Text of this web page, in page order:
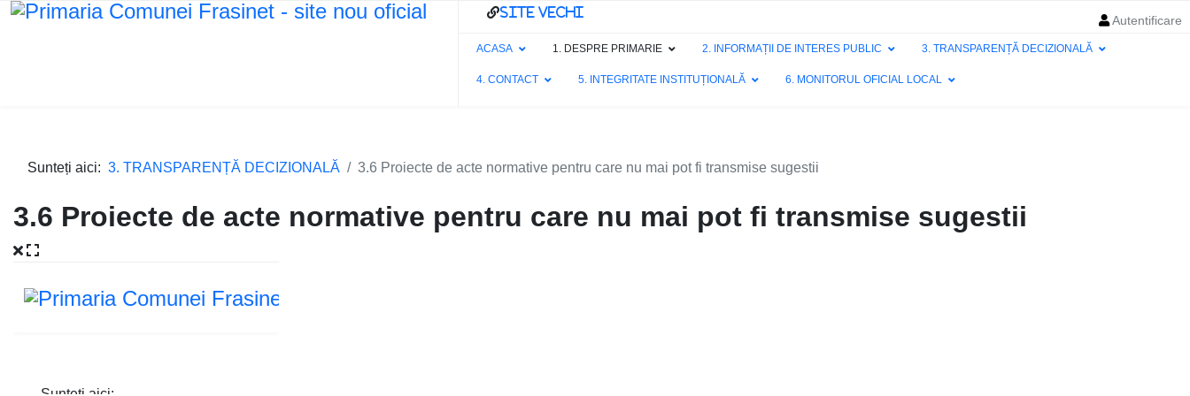
site vechi
Autentificare
ACASA 1. DESPRE PRIMARIE 2. INFORMAȚII DE INTERES PUBLIC 3. TRANSPARENȚĂ DECIZIONALĂ
4. CONTACT 5. INTEGRITATE INSTITUȚIONALĂ 6. MONITORUL OFICIAL LOCAL
Sunteți aici: 3. TRANSPARENȚĂ DECIZIONALĂ 3.6 Proiecte de acte normative pentru care nu mai pot fi transmise sugestii
3.6 Proiecte de acte normative pentru care nu mai pot fi transmise sugestii